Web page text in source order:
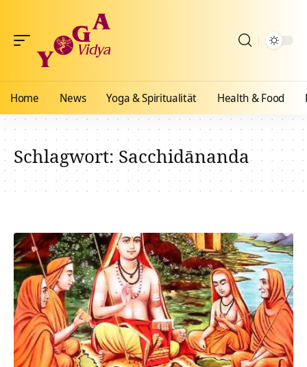
Home News Yoga & Spiritualität Health & Food
Schlagwort:Sacchidānanda